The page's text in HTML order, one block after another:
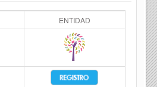
ENTIDAD